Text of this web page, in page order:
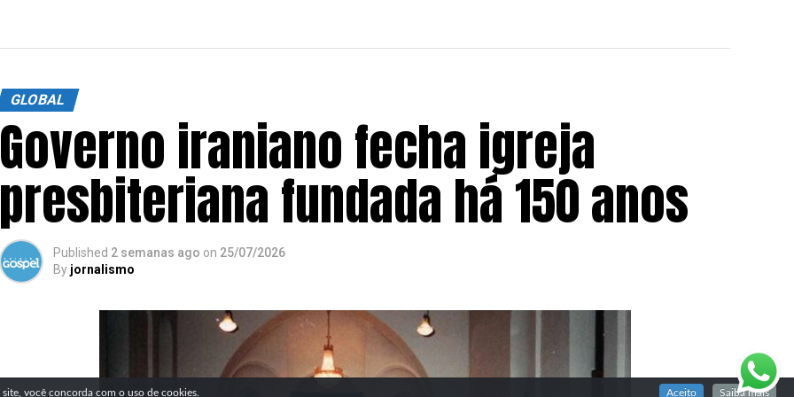
SIGA NOSSAS REDES SOCIAIS
GLOBAL
Governo iraniano fecha igreja
presbiteriana fundada há 150 anos
Published 2 semanas ago on 25/07/2026
By jornalismo
você concorda com o uso de cookies. Aceito Saiba mais